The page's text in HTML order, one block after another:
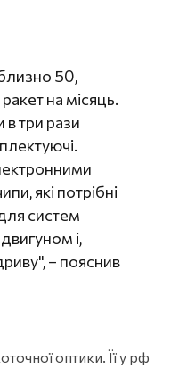
50,
на місяць.
три рази
які потрібні
систем
і,
– пояснив
оптики. Її у рф